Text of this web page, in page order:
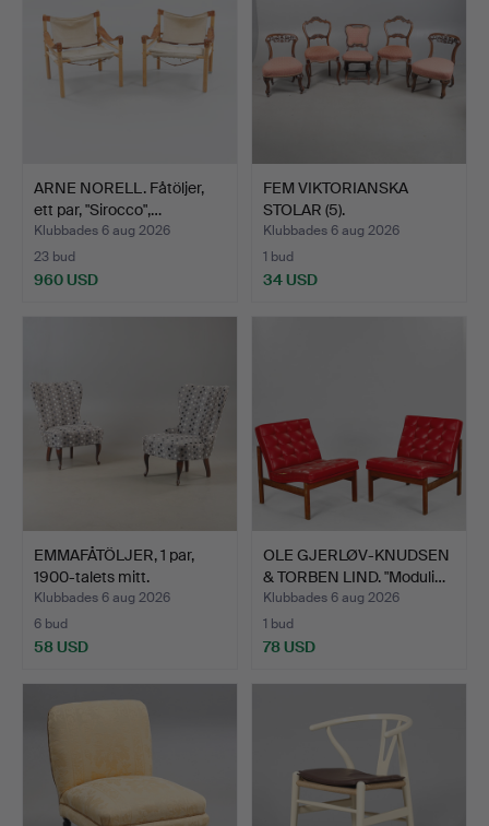
ARNE NORELL. Fåtöljer,
ett par, "Sirocco",…
Klubbades 6 aug 2026
23 bud
960 USD
FEM VIKTORIANSKA
STOLAR (5).
Klubbades 6 aug 2026
1 bud
34 USD
EMMAFÅTÖLJER, 1 par,
1900-talets mitt.
Klubbades 6 aug 2026
6 bud
58 USD
OLE GJERLØV-KNUDSEN
& TORBEN LIND. "Moduli…
Klubbades 6 aug 2026
1 bud
78 USD